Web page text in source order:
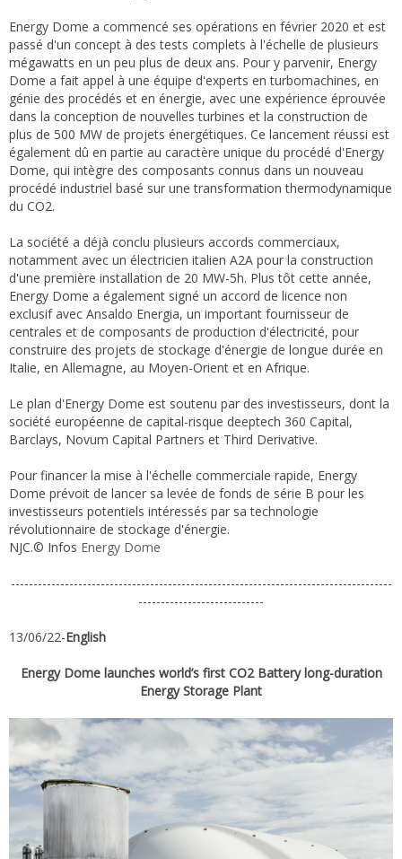
Energy Dome a commencé ses opérations en février 2020 et est
passé d'un concept à des tests complets à l'échelle de plusieurs
mégawatts en un peu plus de deux ans. Pour y parvenir, Energy
Dome a fait appel à une équipe d'experts en turbomachines, en
génie des procédés et en énergie, avec une expérience éprouvée
dans la conception de nouvelles turbines et la construction de
plus de 500 MW de projets énergétiques. Ce lancement réussi est
également dû en partie au caractère unique du procédé d'Energy
Dome, qui intègre des composants connus dans un nouveau
procédé industriel basé sur une transformation thermodynamique
du CO2.
La société a déjà conclu plusieurs accords commerciaux,
notamment avec un électricien italien A2A pour la construction
d'une première installation de 20 MW-5h. Plus tôt cette année,
Energy Dome a également signé un accord de licence non
exclusif avec Ansaldo Energia, un important fournisseur de
centrales et de composants de production d'électricité, pour
construire des projets de stockage d'énergie de longue durée en
Italie, en Allemagne, au Moyen-Orient et en Afrique.
Le plan d'Energy Dome est soutenu par des investisseurs, dont la
société européenne de capital-risque deeptech 360 Capital,
Barclays, Novum Capital Partners et Third Derivative.
Pour financer la mise à l'échelle commerciale rapide, Energy
Dome prévoit de lancer sa levée de fonds de série B pour les
investisseurs potentiels intéressés par sa technologie
révolutionnaire de stockage d'énergie.
NJC.© Infos Energy Dome
-------------------------------------------------------------------------------------
----------------------------
13/06/22-English
Energy Dome launches world’s first CO2 Battery long-duration
Energy Storage Plant